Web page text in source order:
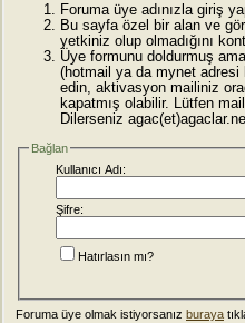
Foruma üye adınızla giriş
Bu sayfa özel bir alan ve
yetkiniz olup olmadığını
Üye formunu doldurmuş
(hotmail ya da mynet adresi
edin, aktivasyon mailiniz
kapatmış olabilir. Lütfen
Dilerseniz
Bağlan
Kullanıcı Adı:
Şifre:
Hatırlasın mı?
Foruma üye olmak istiyorsanız buraya